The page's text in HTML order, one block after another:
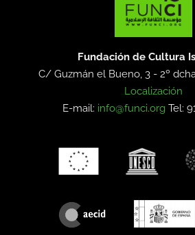
Fundación de Cultura
C/ Guzmán el Bueno, 3 - 2º
Localización
E-mail: info@funci.org Tel: